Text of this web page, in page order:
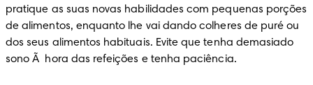
pratique as suas novas habilidades com pequenas porções
de alimentos, enquanto lhe vai dando colheres de puré ou
dos seus alimentos habituais. Evite que tenha demasiado
sono Ã  hora das refeições e tenha paciência.